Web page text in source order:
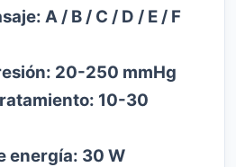
A / B / C / D / E / F
20-250 mmHg
10-30
energía: 30 W